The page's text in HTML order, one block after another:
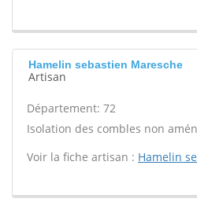
Hamelin sebastien Maresche
Artisan
Département: 72
Isolation des combles non
Voir la fiche artisan : Hamelin